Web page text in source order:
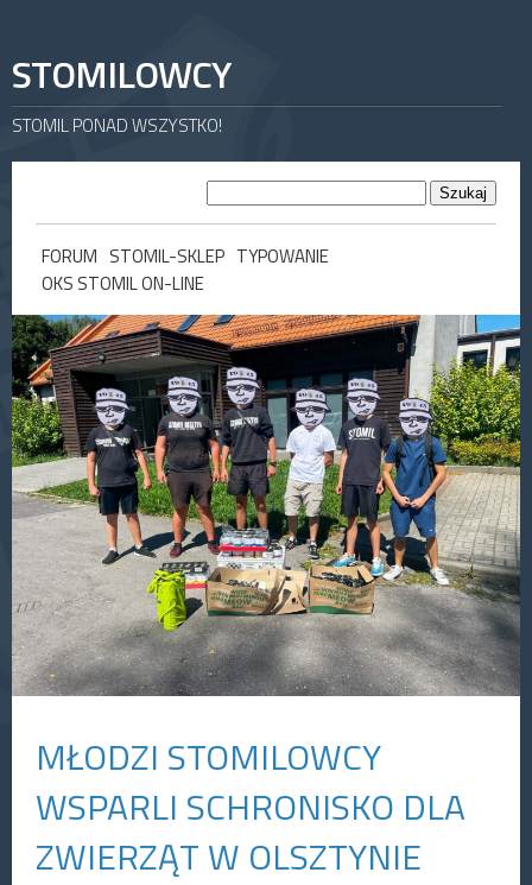
STOMILOWCY
STOMIL PONAD WSZYSTKO!
FORUM STOMIL-SKLEP TYPOWANIE
OKS STOMIL ON-LINE
MŁODZI STOMILOWCY
WSPARLI SCHRONISKO DLA
ZWIERZĄT W OLSZTYNIE